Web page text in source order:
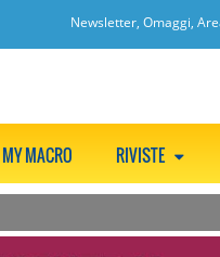
Newsletter, Omaggi,
MY MACRO RIVISTE